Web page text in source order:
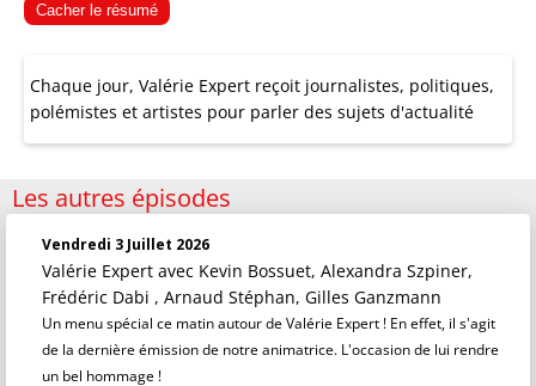
Cacher le résumé
Chaque jour, Valérie Expert reçoit journalistes, politiques,
polémistes et artistes pour parler des sujets d'actualité
Les autres épisodes
Vendredi 3 Juillet 2026
Valérie Expert avec Kevin Bossuet, Alexandra Szpiner,
Frédéric Dabi , Arnaud Stéphan, Gilles Ganzmann
Un menu spécial ce matin autour de Valérie Expert ! En effet, il s'agit
de la dernière émission de notre animatrice. L'occasion de lui rendre
un bel hommage !